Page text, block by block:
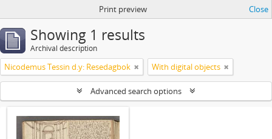
Print preview Close
Showing 1 results
Archival description
Nicodemus Tessin d.y: Resedagbok With digital objects
Advanced search options